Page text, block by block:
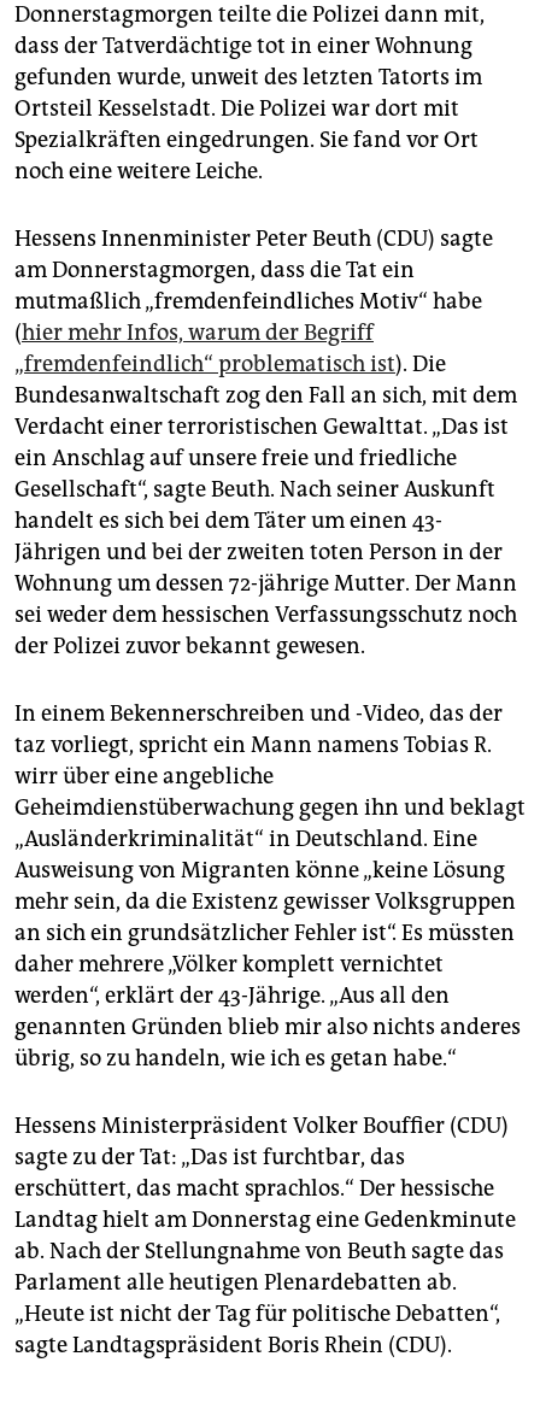
Donnerstagmorgen teilte die Polizei dann mit,
dass der Tatverdächtige tot in einer Wohnung
gefunden wurde, unweit des letzten Tatorts im
Ortsteil Kesselstadt. Die Polizei war dort mit
Spezialkräften eingedrungen. Sie fand vor Ort
noch eine weitere Leiche.
Hessens Innenminister Peter Beuth (CDU) sagte
am Donnerstagmorgen, dass die Tat ein
mutmaßlich „fremdenfeindliches Motiv“ habe
(hier mehr Infos, warum der Begriff
„fremdenfeindlich“ problematisch ist). Die
Bundesanwaltschaft zog den Fall an sich, mit dem
Verdacht einer terroristischen Gewalttat. „Das ist
ein Anschlag auf unsere freie und friedliche
Gesellschaft“, sagte Beuth. Nach seiner Auskunft
handelt es sich bei dem Täter um einen 43-
Jährigen und bei der zweiten toten Person in der
Wohnung um dessen 72-jährige Mutter. Der Mann
sei weder dem hessischen Verfassungsschutz noch
der Polizei zuvor bekannt gewesen.
In einem Bekennerschreiben und -Video, das der
taz vorliegt, spricht ein Mann namens Tobias R.
wirr über eine angebliche
Geheimdienstüberwachung gegen ihn und beklagt
„Ausländerkriminalität“ in Deutschland. Eine
Ausweisung von Migranten könne „keine Lösung
mehr sein, da die Existenz gewisser Volksgruppen
an sich ein grundsätzlicher Fehler ist“. Es müssten
daher mehrere „Völker komplett vernichtet
werden“, erklärt der 43-Jährige. „Aus all den
genannten Gründen blieb mir also nichts anderes
übrig, so zu handeln, wie ich es getan habe.“
Hessens Ministerpräsident Volker Bouffier (CDU)
sagte zu der Tat: „Das ist furchtbar, das
erschüttert, das macht sprachlos.“ Der hessische
Landtag hielt am Donnerstag eine Gedenkminute
ab. Nach der Stellungnahme von Beuth sagte das
Parlament alle heutigen Plenardebatten ab.
„Heute ist nicht der Tag für politische Debatten“,
sagte Landtagspräsident Boris Rhein (CDU).